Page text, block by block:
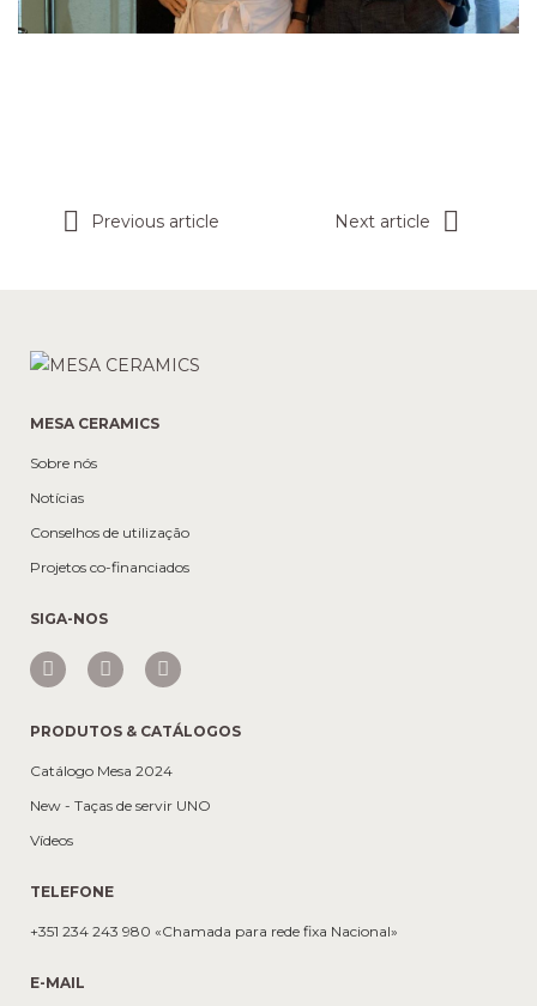
Previous article Next article
MESA CERAMICS
Sobre nós
Notícias
Conselhos de utilização
Projetos co-financiados
SIGA-NOS
PRODUTOS & CATÁLOGOS
Catálogo Mesa 2024
New - Taças de servir UNO
Vídeos
TELEFONE
+351 234 243 980 «Chamada para rede fixa Nacional»
E-MAIL